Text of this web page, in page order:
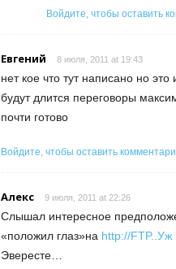
Войдите, чтобы оставить
Евгений 8 июля, 2011 at 19:43
нет кое что тут написано но
будут длится переговоры
почти готово
Войдите, чтобы оставить
Алекс 9 июля, 2011 at 22:26
Слышал интересное
«положил глаз»на http://FTP..Уж
Эвересте…